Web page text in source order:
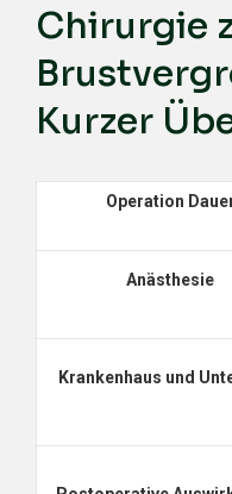
Chirurgie
Kurzer
Operation
Anästhesie
Krankenhaus und